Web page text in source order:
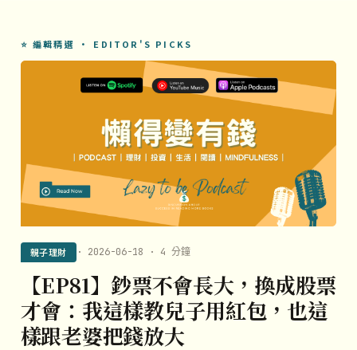
⭐ 編輯精選 · EDITOR'S PICKS
親子理財 · 2026-06-18 · 4 分鐘
【EP81】鈔票不會長大，換成股票
才會：我這樣教兒子用紅包，也這
樣跟老婆把錢放大